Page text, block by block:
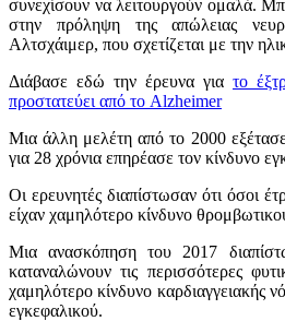
συνεχίσουν να λειτουργούν ομαλά.
στην πρόληψη της απώλειας
Αλτσχάιμερ, που σχετίζεται με την
Διάβασε εδώ την έρευνα για το
προστατεύει από το Alzheimer
Μια άλλη μελέτη από το 2000
για 28 χρόνια επηρέασε τον κίνδυνο
Οι ερευνητές διαπίστωσαν ότι όσοι
είχαν χαμηλότερο κίνδυνο
Μια ανασκόπηση του 2017
καταναλώνουν τις περισσότερες
χαμηλότερο κίνδυνο καρδιαγγειακής
εγκεφαλικού.